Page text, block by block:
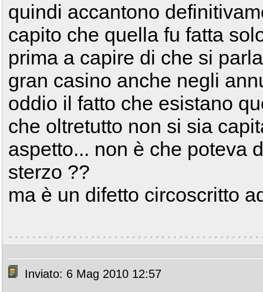
quindi accantono
capito che quella fu fatta
prima a capire di che si
gran casino anche negli
oddio il fatto che esistano
che oltretutto non si sia
aspetto... non è che poteva
sterzo ??
ma è un difetto circoscritto
Inviato: 6 Mag 2010 12:57